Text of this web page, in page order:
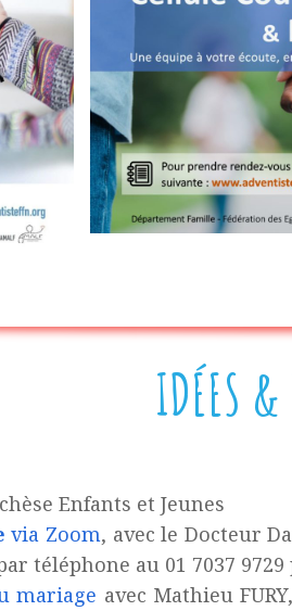
IDÉES &
Enfants et Jeunes
via Zoom, avec le Docteur
téléphone au 01 7037
mariage avec Mathieu